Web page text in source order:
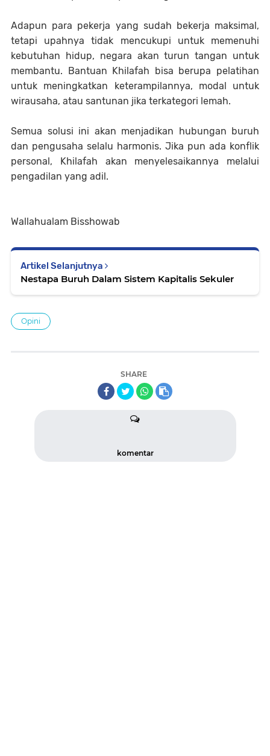
Adapun para pekerja yang sudah bekerja maksimal,
tetapi upahnya tidak mencukupi untuk memenuhi
kebutuhan hidup, negara akan turun tangan untuk
membantu. Bantuan Khilafah bisa berupa pelatihan
untuk meningkatkan keterampilannya, modal untuk
wirausaha, atau santunan jika terkategori lemah.
Semua solusi ini akan menjadikan hubungan buruh
dan pengusaha selalu harmonis. Jika pun ada konflik
personal, Khilafah akan menyelesaikannya melalui
pengadilan yang adil.
Wallahualam Bisshowab
Artikel Selanjutnya
Nestapa Buruh Dalam Sistem Kapitalis Sekuler
Opini
SHARE
komentar